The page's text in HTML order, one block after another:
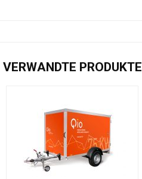
VERWANDTE PRODUKTE